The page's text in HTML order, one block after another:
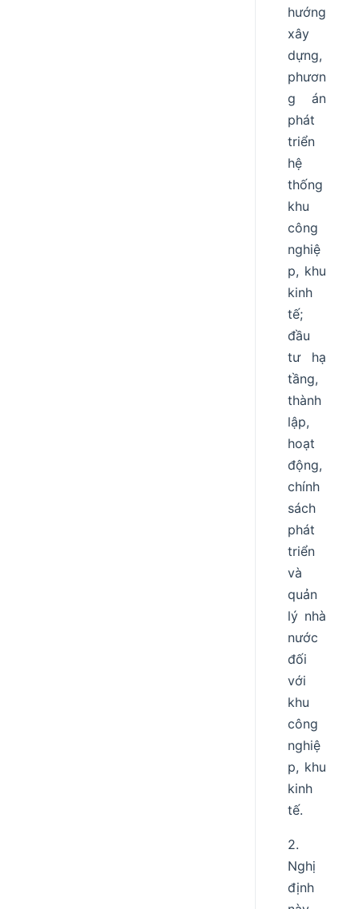
hướng
xây
dựng,
phươn
g án
phát
triển
hệ
thống
khu
công
nghiệ
p, khu
kinh
tế;
đầu
tư hạ
tầng,
thành
lập,
hoạt
động,
chính
sách
phát
triển
và
quản
lý nhà
nước
đối
với
khu
công
nghiệ
p, khu
kinh
tế.
2.
Nghị
định